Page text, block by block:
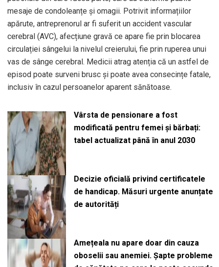
mesaje de condoleanțe și omagii. Potrivit informațiilor
apărute, antreprenorul ar fi suferit un accident vascular
cerebral (AVC), afecțiune gravă ce apare fie prin blocarea
circulației sângelui la nivelul creierului, fie prin ruperea unui
vas de sânge cerebral. Medicii atrag atenția că un astfel de
episod poate surveni brusc și poate avea consecințe fatale,
inclusiv în cazul persoanelor aparent sănătoase.
Vârsta de pensionare a fost
modificată pentru femei și bărbați:
tabel actualizat până în anul 2030
Decizie oficială privind certificatele
de handicap. Măsuri urgente anunțate
de autorități
Amețeala nu apare doar din cauza
oboselii sau anemiei. Șapte probleme